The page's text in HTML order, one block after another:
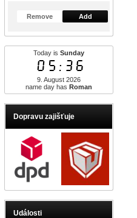
Remove Add
Today is Sunday
05:36
9. August 2026
name day has Roman
Dopravu zajišťuje
Události